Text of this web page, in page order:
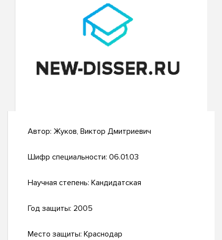
Автор: Жуков, Виктор Дмитриевич
Шифр специальности: 06.01.03
Научная степень: Кандидатская
Год защиты: 2005
Место защиты: Краснодар